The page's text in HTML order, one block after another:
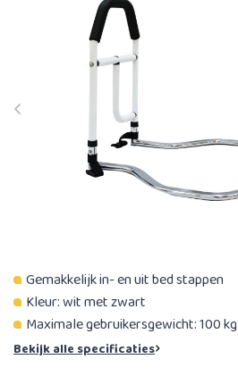
Gemakkelijk in- en uit bed stappen
Kleur: wit met zwart
Maximale gebruikersgewicht: 100 kg
Bekijk alle specificaties